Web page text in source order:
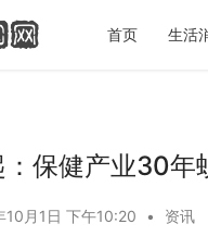
首页 生活
保健产业30年
10月1日 下午10:20 • 资讯